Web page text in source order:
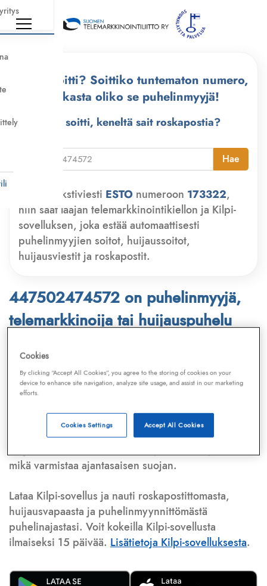
Kuka soitti? Soittiko tuntematon numero,
tarkasta oliko se puhelinmyyjä!
Kuka soitti, keneltä sait roskapostia?
Hae
Lähetä tekstiviesti ESTO numeroon 173322,
niin saat laajan telemarkkinointikiellon ja Kilpi-
sovelluksen, joka estää automaattisesti
puhelinmyyjien soitot, huijaussoitot,
huijausviestit ja roskapostit.
447502474572 on puhelinmyyjä,
telemarkkinoija tai huijauspuhelu
Puhelinnumero
Telemarkkinointiliiton jaKilpi-sovelluksen
tietokannasta, joka kattaa satoja tuhansia
Lisäksi tunnistamme automaattisesti, jos kyseessä on
puhelinhuijarin numero, sähköpostiosoitetai
huijausviesti. Tietokantaamme päivitetään jatkuvasti,
mikä varmistaa ajantasaisen suojan.
Lataa Kilpi-sovellus ja nauti roskapostittomasta,
huijausvapaasta ja puhelinmyynnittömästä
puhelinajastasi. Voit kokeilla Kilpi-sovellusta
ilmaiseksi 15 päivää. Lisätietoja Kilpi-sovelluksesta.
Cookies
By clicking “Accept All Cookies”, you agree to the storing of cookies on your
device to enhance site navigation, analyze site usage, and assist in our marketing
efforts.
Accept All Cookies
Cookies Settings